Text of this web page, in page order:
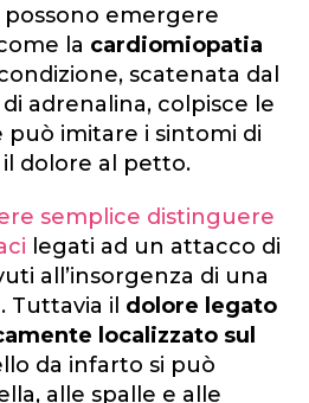
emergere
la cardiomiopatia
scatenata dal
adrenalina, colpisce le
imitare i sintomi di
dolore al petto.
semplice distinguere
legati ad un attacco di
all’insorgenza di una
Tuttavia il dolore legato
localizzato sul
da infarto si può
alle spalle e alle